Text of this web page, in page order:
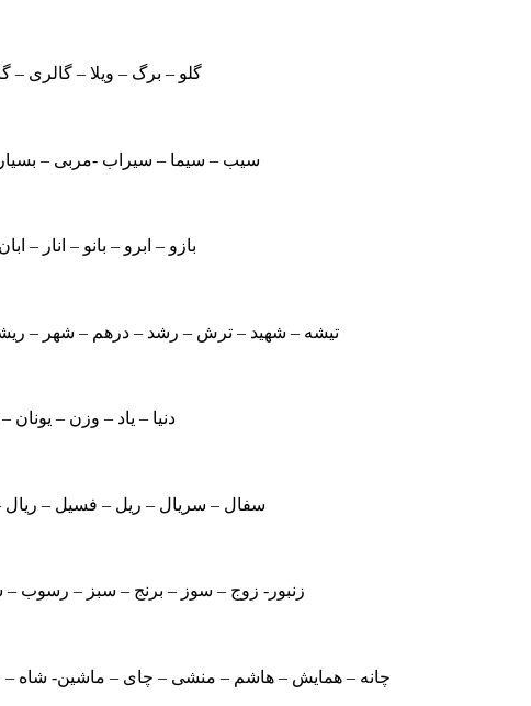
گلو – برگ – ویلا – گالری –
سیب – سیما – سیراب -مربی –
بازو – ابرو – بانو – انار –
تیشه – شهید – ترش – رشد – درهم – شهر –
دنیا – یاد – وزن – یونان
سفال – سریال – ریل – فسیل –
زنبور- زوج – سوز – برنج – سبز –
چانه – همایش – هاشم – منشی – چای – ماشین- شاه